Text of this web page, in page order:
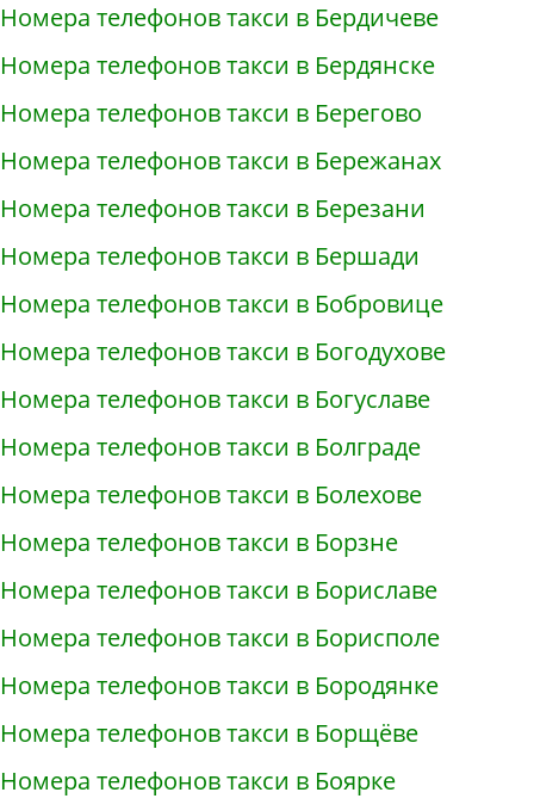
Номера телефонов такси в Бердичеве
Номера телефонов такси в Бердянске
Номера телефонов такси в Берегово
Номера телефонов такси в Бережанах
Номера телефонов такси в Березани
Номера телефонов такси в Бершади
Номера телефонов такси в Бобровице
Номера телефонов такси в Богодухове
Номера телефонов такси в Богуславе
Номера телефонов такси в Болграде
Номера телефонов такси в Болехове
Номера телефонов такси в Борзне
Номера телефонов такси в Бориславе
Номера телефонов такси в Борисполе
Номера телефонов такси в Бородянке
Номера телефонов такси в Борщёве
Номера телефонов такси в Боярке